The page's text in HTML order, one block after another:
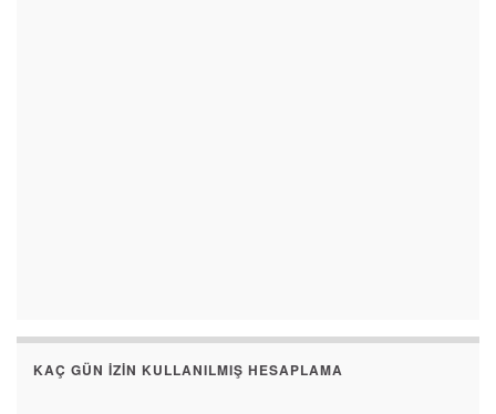
KAÇ GÜN İZIN KULLANILMIŞ HESAPLAMA